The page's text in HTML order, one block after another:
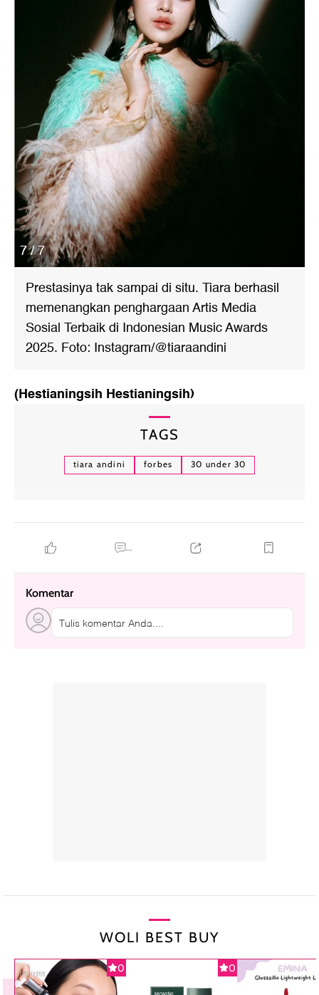
7 / 7
Prestasinya tak sampai di situ. Tiara berhasil
memenangkan penghargaan Artis Media
Sosial Terbaik di Indonesian Music Awards
2025. Foto: Instagram/@tiaraandini
(Hestianingsih Hestianingsih)
TAGS
tiara andini forbes 30 under 30
...
Komentar
Tulis komentar Anda....
WOLI BEST BUY
0 0